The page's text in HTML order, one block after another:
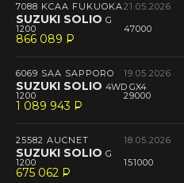
7088 KCAA FUKUOKA21.05.2026
SUZUKI SOLIO G
1200 47000
866 089 P
--
6069 SAA SAPPORO 19.05.2026
SUZUKI SOLIO 4WD GX4
1200 29000
1 089 943 P
--
25582 AUCNET 18.05.2026
SUZUKI SOLIO G
1200 151000
675 062 P
--